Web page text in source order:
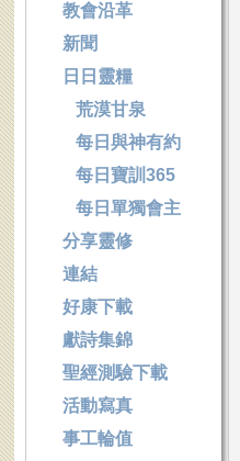
教會沿革
新聞
日日靈糧
荒漠甘泉
每日與神有約
每日寶訓365
每日單獨會主
分享靈修
連結
好康下載
獻詩集錦
聖經測驗下載
活動寫真
事工輪值